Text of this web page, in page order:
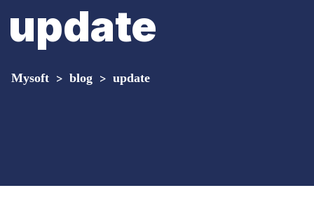
update
Mysoft > blog > update